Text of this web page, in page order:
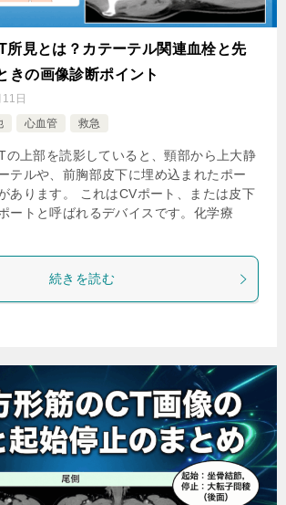
所見とは？カテーテル関連血栓と先
きの画像診断ポイント
日
心血管 救急
の上部を読影していると、頸部から上大静
テルや、前胸部皮下に埋め込まれたポー
あります。 これはCVポート、または皮下
ートと呼ばれるデバイスです。化学療
続きを読む